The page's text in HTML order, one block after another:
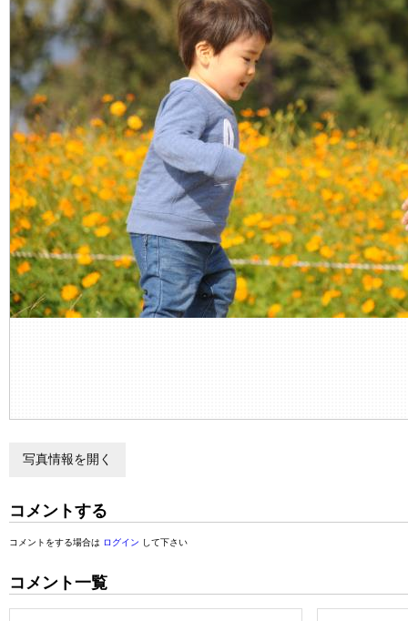
写真情報を開く
コメントする
コメントをする場合は ログイン して下さい
コメント一覧